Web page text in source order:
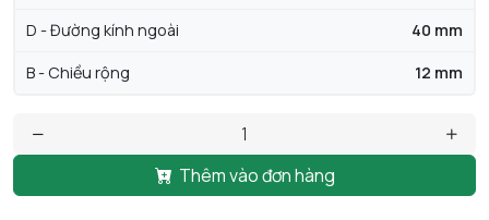
D - Đường kính ngoài 40 mm
B - Chiều rộng 12 mm
Thêm vào đơn hàng